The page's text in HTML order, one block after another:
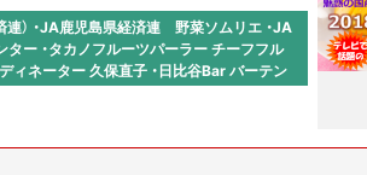
連） ・JA鹿児島県経済連 野菜ソムリエ ・JA
ター ・タカノフルーツパーラー チーフフル
ィネーター 久保直子 ・日比谷Bar バーテン
ディブルフラワー協会理事、夜のケーキ屋
”果物の達人” 原詩織